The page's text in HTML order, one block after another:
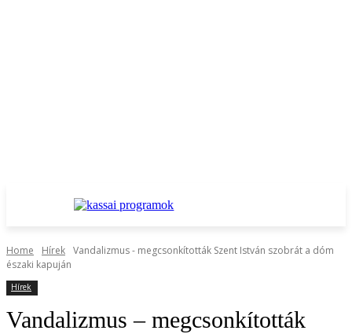
Home Hírek Vandalizmus - megcsonkították Szent István szobrát a dóm
északi kapuján
Hírek
Vandalizmus – megcsonkították